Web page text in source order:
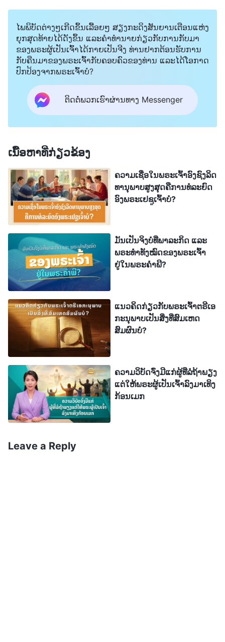
ວິທະຍາສາດ ແລະ ຄວາມຮູ້ກາຍມາເປັນເຄື່ອງມືສຳລັບການ
ປົກຄອງຂອງມະນຸດ ແລະ ບໍ່ມີພື້ນທີ່ພຽງພໍອີກຕໍ່ໄປສຳລັບໃຫ້
ມະນຸດ ນະມັດສະການພຣະເຈົ້າ ແລະ ບໍ່ມີເງື່ອນໄຂທີ່ຈະ
ຕໍາແໜ່ງຂອງພຣະເຈົ້າໄດ້ຫຼຸດຕໍ່າລົງຫຼາຍຍິ່ງຂຶ້ນໃນຫົວໃຈ
ຂອງມະນຸດ. ໂລກໃນຫົວໃຈຂອງມະນຸດເຊິ່ງປາສະຈາກພື້ນທີ່
ໃຫ້ກັບພຣະເຈົ້າເປັນໂລກທີ່ມືດ, ຫວ່າງເປົ່າໂດຍປາສະຈາກ
ຄວາມຫວັງ. ແລ້ວດ້ວຍເຫດນັ້ນ ຈຶ່ງໄດ້ເກີດມີນັກ
ວິທະຍາສາດສັງຄົມຫຼາຍຄົນ, ນັກປະຫວັດສາດ ແລະ ນັກ
ການເມືອງເພື່ອອະທິບາຍທິດສະດີແຫ່ງວິທະຍາສາດສັງຄົມ,
ທິດສະດີແຫ່ງການວິວັດທະນາການ ແລະ ທິດສະດີອື່ນໆທີ່
ລະເມີດຄວາມຈິງທີ່ພຣະເຈົ້າໄດ້ສ້າງມະນຸດ, ເພື່ອເຕີມເຕັມ
ຫົວໃຈ ແລະ ຄວາມຄິດຂອງມະນຸດ. ແລ້ວໃນລັກສະນະນີ້,
ຄົນທີ່ເຊື່ອວ່າ ພຣະເຈົ້າໄດ້ສ້າງທຸກສິ່ງ ກໍຍິ່ງໜ້ອຍລົງ ແລະ
ຄົນທີ່ເຊື່ອໃນທິດສະດີແຫ່ງວິວັດທະນາການກໍຍິ່ງຫຼາຍຂຶ້ນ.
ນອກຈາກນັ້ນ ກໍມີຄົນຈຳນວນຫຼາຍຄົນທີ່ເຫັນການບັນທຶກ
ແຫ່ງພາລະກິດຂອງພຣະເຈົ້າ ແລະ ພຣະທຳຂອງພຣະອົງໃນ
ລະຫວ່າງຍຸກແຫ່ງພຣະສັນຍາເດີມນັ້ນ ເປັນເໝືອນກັບເລື່ອງ
ເລົ່າລື ແລະ ຕຳນານ. ໃນຫົວໃຈຂອງພວກເຂົາ, ຜູ້ຄົນເລີ່ມບໍ່
ສົນໃຈຕໍ່ກຽດສັກສີ ແລະ ຄວາມຍິ່ງໃຫຍ່ຂອງພຣະເຈົ້າ, ບໍ່
ສົນໃຈຕໍ່ຂໍ້ຄິດເຫັນທີ່ວ່າ ພຣະເຈົ້າມີຢູ່ ແລະ ມີອຳນາດເໜືອ
ທຸກສິ່ງ. ຄວາມຢູ່ລອດຂອງມະນຸດຊາດ ແລະ ຊະຕາກໍາຂອງ
ປະເທດ ແລະ ຊົນຊາດບໍ່ສຳຄັນກັບພວກເຂົາອີກຕໍ່ໄປແລ້ວ.
ມະນຸດດຳລົງຊີວິດຢູ່ໃນໂລກທີ່ຫວ່າງເປົ່າ ເຊິ່ງສົນໃຈແຕ່ການ
ກິນ, ດື່ມ ແລະ ສະແຫວງຫາຄວາມພໍໃຈເທົ່ານັ້ນ... ມີຄົນ
ປະຕິບັດພາລະກິດຂອງພຣະອົງໃນປັດຈຸບັນຢູ່ທີ່ໃດ ຫຼື ຄົ້ນຫາ
ໄພພິບັດຕ່າງໆເກີດຂຶ້ນເລື້ອຍໆ ສຽງກະດິງສັນຍານເຕືອນແຫ່ງ
ຍຸກສຸດທ້າຍໄດ້ດັງຂຶ້ນ ແລະຄໍາທໍານາຍກ່ຽວກັບການກັບມາ
ຂອງພຣະຜູ້ເປັນເຈົ້າໄດ້ກາຍເປັນຈີງ ທ່ານຢາກຕ້ອນຮັບການ
ກັບຄືນມາຂອງພຣະເຈົ້າກັບຄອບຄົວຂອງທ່ານ ແລະໄດ້ໂອກາດ
ປົກປ້ອງຈາກພຣະເຈົ້າບໍ?
ຕິດຕໍ່ພວກເຮົາຜ່ານທາງ Messenger
ເນື້ອຫາທີ່ກ່ຽວຂ້ອງ
ຄວາມເຊື່ອໃນພຣະເຈົ້າອົງຊົງລິດ
ທານຸພາບສູງສຸດຄືການທໍລະຍົດ
ອົງພຣະເຢຊູເຈົ້າບໍ?
ມັນເປັນຈິງບໍທີ່ພາລະກິດ ແລະ
ພຣະທຳທັງໝົດຂອງພຣະເຈົ້າ
ຢູ່ໃນພຣະຄຳພີ?
ແນວຄິດກ່ຽວກັບພຣະເຈົ້າຕຣີເອ
ກະນຸພາບເປັນສິ່ງທີ່ສົມເຫດ
ສົມຜົນບໍ?
ຄວາມວິບັດຈົ່ງມີແກ່ຜູ້ທີ່ລໍຖ້າພຽງ
ແຕ່ໃຫ້ພຣະຜູ້ເປັນເຈົ້າລົງມາເທິງ
ກ້ອນເມກ
Leave a Reply